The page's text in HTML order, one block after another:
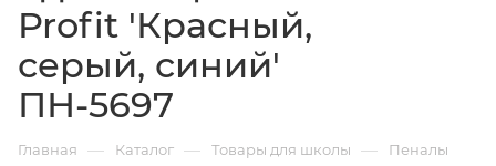
Profit 'Красный,
серый, синий'
ПН-5697
Главная — Каталог — Товары для школы — Пеналы